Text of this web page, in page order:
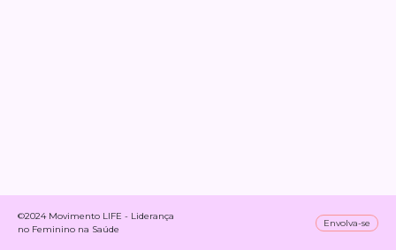
©2024 Movimento LIFE - Liderança
no Feminino na Saúde
Envolva-se